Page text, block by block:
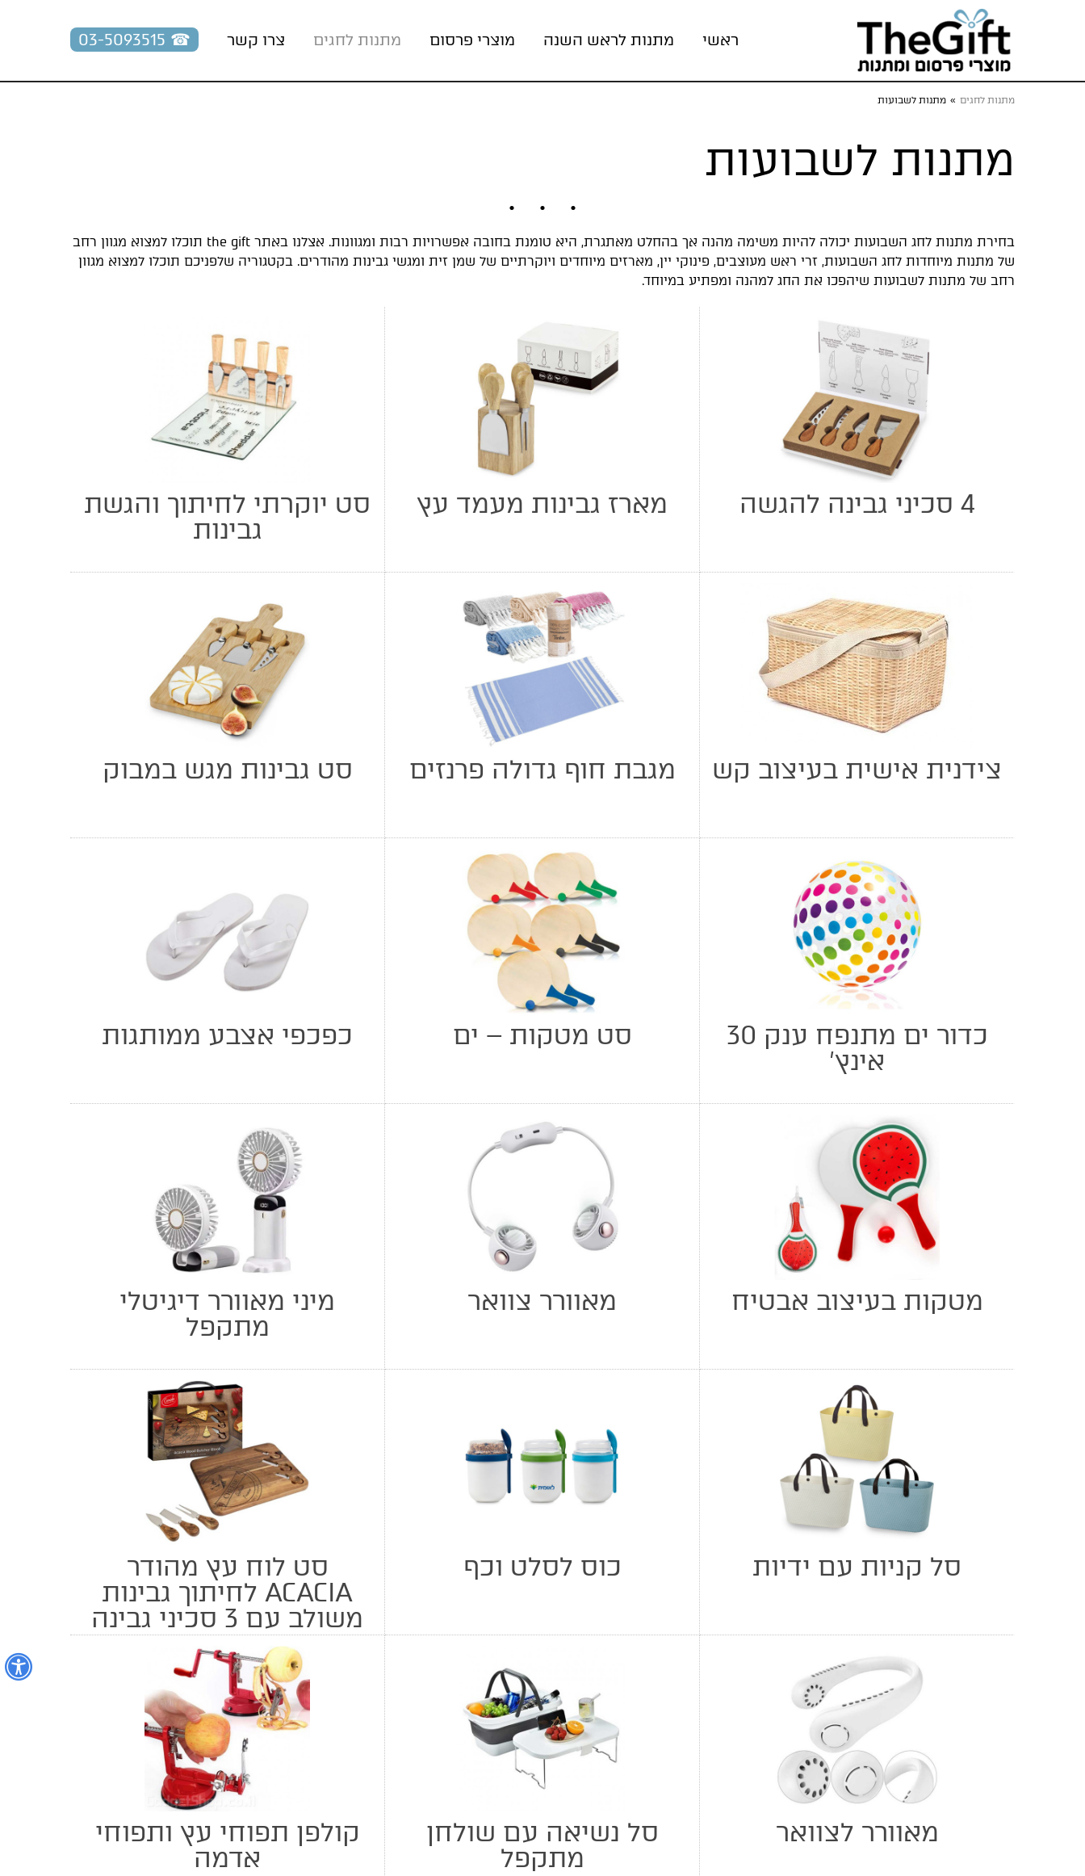
ראשי מתנות לראש השנה מוצרי פרסום מתנות לחגים צרו קשר ☎︎ 03-5093515
מתנות לחגים » מתנות לשבועות
מתנות לשבועות
בחירת מתנות לחג השבועות יכולה להיות משימה מהנה אך בהחלט מאתגרת, היא טומנת בחובה אפשרויות רבות ומגוונות. אצלנו באתר the gift תוכלו למצוא מגוון רחב
של מתנות מיוחדות לחג השבועות, זרי ראש מעוצבים, פינוקי יין, מארזים מיוחדים ויוקרתיים של שמן זית ומגשי גבינות מהודרים. בקטגוריה שלפניכם תוכלו למצוא מגוון
רחב של מתנות לשבועות שיהפכו את החג למהנה ומפתיע במיוחד.
4 סכיני גבינה להגשה מארז גבינות מעמד עץ
סט יוקרתי לחיתוך והגשת
גבינות
צידנית אישית בעיצוב קש מגבת חוף גדולה פרנזים סט גבינות מגש במבוק
כדור ים מתנפח ענק 30
אינץ'
סט מטקות – ים כפכפי אצבע ממותגות
מטקות בעיצוב אבטיח מאוורר צוואר
מיני מאוורר דיגיטלי
מתקפל
סל קניות עם ידיות כוס לסלט וכף
סט לוח עץ מהודר
ACACIA לחיתוך גבינות
משולב עם 3 סכיני גבינה
מאוורר לצוואר
סל נשיאה עם שולחן
מתקפל
קולפן תפוחי עץ ותפוחי
אדמה